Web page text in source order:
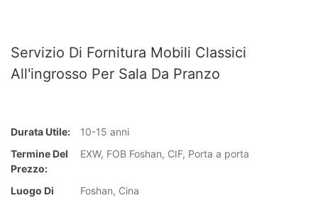
Servizio Di Fornitura Mobili Classici
All'ingrosso Per Sala Da Pranzo
Durata Utile:
10-15 anni
Termine Del
Prezzo:
EXW, FOB Foshan, CIF, Porta a porta
Luogo Di
Foshan, Cina